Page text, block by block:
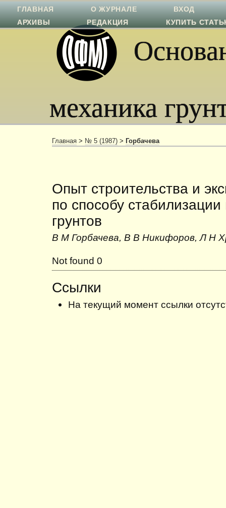
механика
ГЛАВНАЯ О ЖУРНАЛЕ
ВХОД
АРХИВЫ
РЕДАКЦИЯ КУПИТЬ
Главная > № 5 (1987) > Горбачева
Опыт строительства и
по способу
грунтов
В М Горбачева, В В Никифоров, Л Н
Not found 0
Ссылки
На текущий момент ссылки